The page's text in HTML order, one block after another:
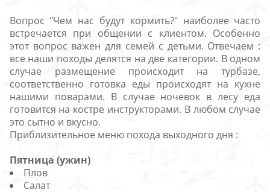
Вопрос "Чем нас будут кормить?" наиболее часто
встречается при общении с клиентом. Особенно
этот вопрос важен для семей с детьми. Отвечаем :
все наши походы делятся на две категории. В одном
случае размещение происходит на турбазе,
соответственно готовка еды происходят на кухне
нашими поварами. В случае ночевок в лесу еда
готовится на костре инструкторами. В любом случае
это сытно и вкусно.
Приблизительное меню похода выходного дня :
Пятница (ужин)
Плов
Салат